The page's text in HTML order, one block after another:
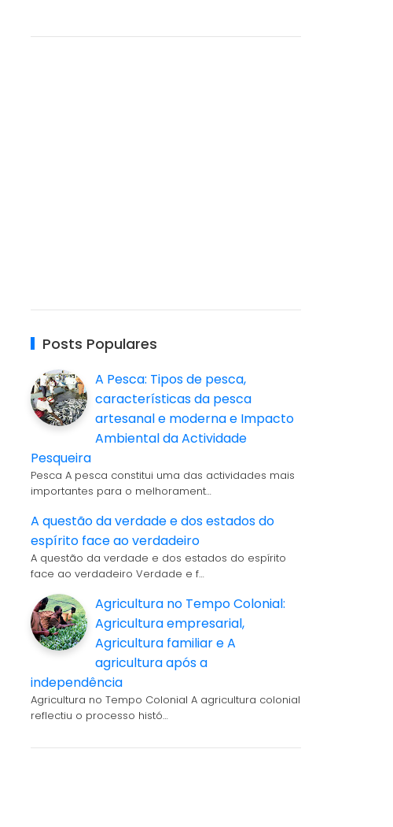
Posts Populares
A Pesca: Tipos de pesca,
características da pesca
artesanal e moderna e Impacto
Ambiental da Actividade
Pesqueira
Pesca A pesca constitui uma das actividades mais
importantes para o melhorament…
A questão da verdade e dos estados do
espírito face ao verdadeiro
A questão da verdade e dos estados do espírito
face ao verdadeiro Verdade e f…
Agricultura no Tempo Colonial:
Agricultura empresarial,
Agricultura familiar e A
agricultura após a
independência
Agricultura no Tempo Colonial A agricultura colonial
reflectiu o processo histó…